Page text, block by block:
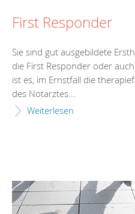
First Responder
Sie sind gut ausgebildete
die First Responder oder
ist es, im Ernstfall die
des Notarztes...
Weiterlesen